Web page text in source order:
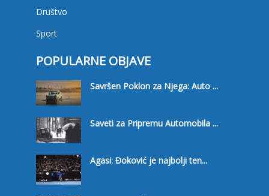
Društvo
Sport
POPULARNE OBJAVE
Savršen Poklon za Njega: Auto ...
Saveti za Pripremu Automobila ...
Agasi: Đoković je najbolji ten...